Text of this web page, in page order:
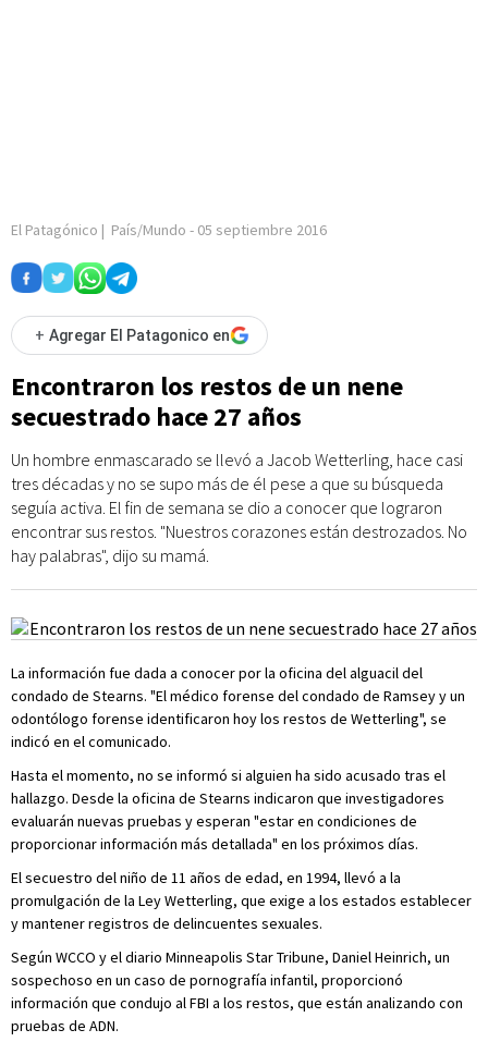
El Patagónico | País/Mundo - 05 septiembre 2016
+ Agregar El Patagonico en
Encontraron los restos de un nene
secuestrado hace 27 años
Un hombre enmascarado se llevó a Jacob Wetterling, hace casi
tres décadas y no se supo más de él pese a que su búsqueda
seguía activa. El fin de semana se dio a conocer que lograron
encontrar sus restos. "Nuestros corazones están destrozados. No
hay palabras", dijo su mamá.
La información fue dada a conocer por la oficina del alguacil del
condado de Stearns. "El médico forense del condado de Ramsey y un
odontólogo forense identificaron hoy los restos de Wetterling", se
indicó en el comunicado.
Hasta el momento, no se informó si alguien ha sido acusado tras el
hallazgo. Desde la oficina de Stearns indicaron que investigadores
evaluarán nuevas pruebas y esperan "estar en condiciones de
proporcionar información más detallada" en los próximos días.
El secuestro del niño de 11 años de edad, en 1994, llevó a la
promulgación de la Ley Wetterling, que exige a los estados establecer
y mantener registros de delincuentes sexuales.
Según WCCO y el diario Minneapolis Star Tribune, Daniel Heinrich, un
sospechoso en un caso de pornografía infantil, proporcionó
información que condujo al FBI a los restos, que están analizando con
pruebas de ADN.